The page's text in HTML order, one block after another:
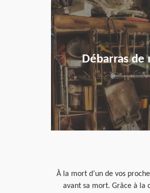
Débarras de
en savoir
À la mort d’un de vos
avant sa mort. Grâce à la